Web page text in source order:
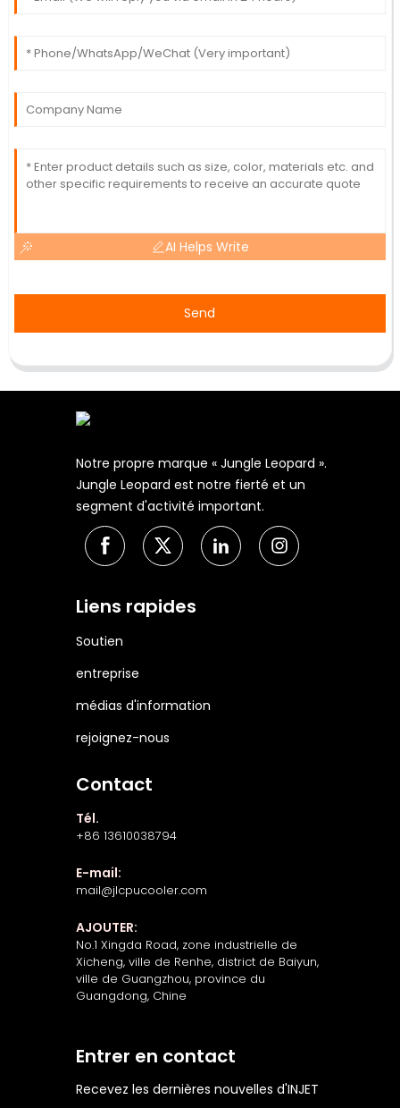
AI Helps Write
Send
Notre propre marque « Jungle Leopard ».
Jungle Leopard est notre fierté et un
segment d'activité important.
Liens rapides
Soutien
entreprise
médias d'information
rejoignez-nous
Contact
Tél.
+86 13610038794
E-mail:
mail@jlcpucooler.com
AJOUTER:
No.1 Xingda Road, zone industrielle de
Xicheng, ville de Renhe, district de Baiyun,
ville de Guangzhou, province du
Guangdong, Chine
Entrer en contact
Recevez les dernières nouvelles d'INJET